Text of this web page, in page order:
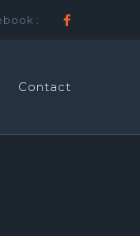
:
Contact